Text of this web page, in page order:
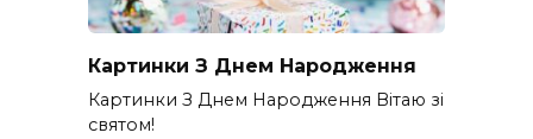
Картинки З Днем Народження
Картинки З Днем Народження Вітаю зі
святом!